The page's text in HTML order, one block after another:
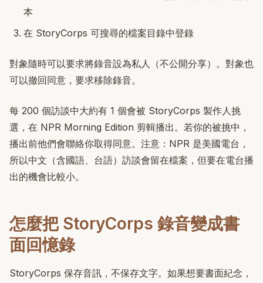
本
在 StoryCorps 可搜尋的檔案目錄中登錄
對象隨時可以要求將錄音設為私人（不公開分享）。對象也
可以撤回同意，要求移除錄音。
每 200 個訪談中大約有 1 個會被 StoryCorps 製作人挑
選，在 NPR Morning Edition 剪輯播出。若你的被挑中，
播出前他們會聯絡你取得同意。注意：NPR 是美國電台，
所以中文（含國語、台語）訪談會留在檔案，但要在電台播
出的機會比較小。
怎麼把 StoryCorps 錄音變成書
面回憶錄
StoryCorps 保存音訊，不保存文字。如果想要書面紀念，